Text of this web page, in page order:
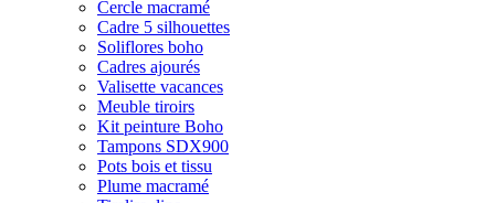
Cercle macramé
Cadre 5 silhouettes
Soliflores boho
Cadres ajourés
Valisette vacances
Meuble tiroirs
Kit peinture Boho
Tampons SDX900
Pots bois et tissu
Plume macramé